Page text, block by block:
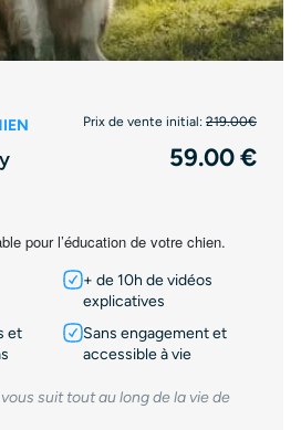
Prix de vente initial: 219.00€
59.00 €
pour l’éducation de votre chien.
+ de 10h de vidéos
explicatives
et
Sans engagement et
accessible à vie
suit tout au long de la vie de